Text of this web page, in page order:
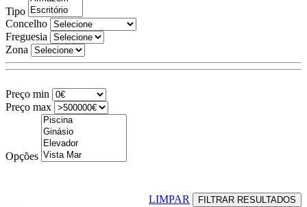
Tipo
Concelho
Freguesia
Zona
Preço min
Preço max
Opções
LIMPAR